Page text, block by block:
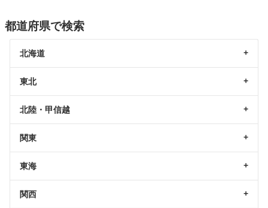
都道府県で検索
北海道
東北
北陸・甲信越
関東
東海
関西